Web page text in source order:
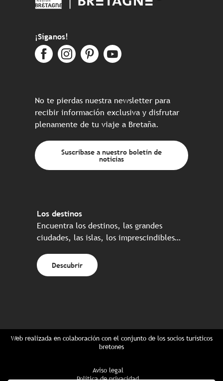
¡Síganos!
No te pierdas nuestra newsletter para
recibir información exclusiva y disfrutar
plenamente de tu viaje a Bretaña.
Suscríbase a nuestro boletín de
noticias
Los destinos
Encuentra los destinos, las grandes
ciudades, las islas, los imprescindibles…
Descubrir
Web realizada en colaboración con el conjunto de los socios turísticos
bretones
Aviso legal
Política de privacidad